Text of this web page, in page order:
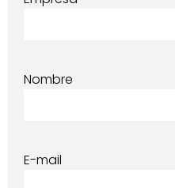
Nombre
E-mail